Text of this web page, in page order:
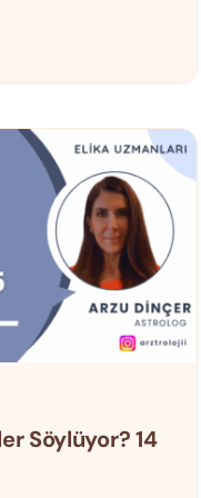
Söylüyor? 14